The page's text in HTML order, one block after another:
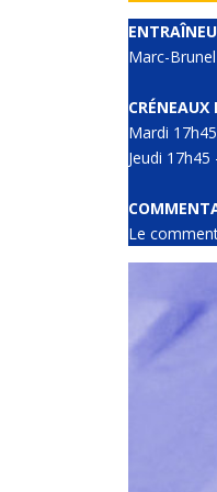
Marc-Brunel
CRÉNEAUX
Mardi
Jeudi
Le